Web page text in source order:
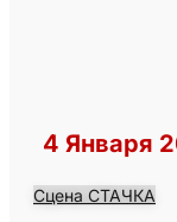
4 Января
Сцена СТАЧКА